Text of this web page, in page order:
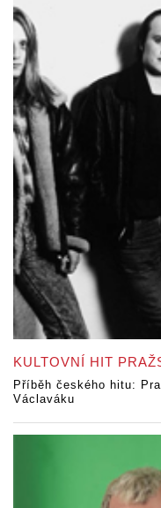
KULTOVNÍ HIT
Příběh českého hitu:
Václaváku